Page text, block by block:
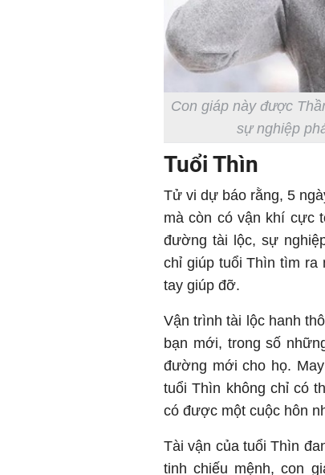
Con giáp này được
sự nghiệp
Tuổi Thìn
Tử vi dự báo rằng, 5
mà còn có vận khí cực
đường tài lộc, sự
chỉ giúp tuổi Thìn tìm ra
tay giúp đỡ.
Vận trình tài lộc hanh
bạn mới, trong số
đường mới cho họ.
tuổi Thìn không chỉ có
có được một cuộc hôn
Tài vận của tuổi Thìn
tinh chiếu mệnh, con